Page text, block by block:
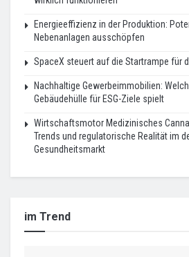
Energieeffizienz in der Produktion:
Nebenanlagen ausschöpfen
SpaceX steuert auf die Startrampe für
Nachhaltige Gewerbeimmobilien:
Gebäudehülle für ESG-Ziele spielt
Wirtschaftsmotor Medizinisches
Trends und regulatorische Realität im
Gesundheitsmarkt
im Trend